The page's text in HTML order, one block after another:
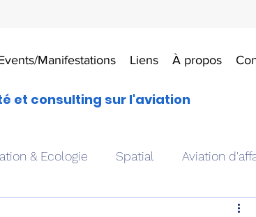
Manifestations Liens À propos
et consulting sur l'aviation
& Ecologie Spatial Aviation
Art &